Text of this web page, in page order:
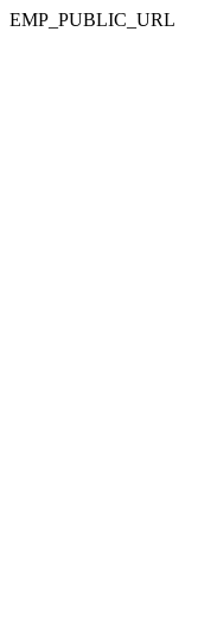
EMP_PUBLIC_URL